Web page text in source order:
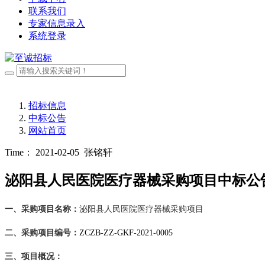
联系我们
专家信息录入
系统登录
招标信息
中标公告
网站首页
Time： 2021-02-05 张铭轩
泌阳县人民医院医疗器械采购项目中标公
一、采购项目名称 ： 泌阳县人民医院医疗器械采购项目
二、采购项目编号： ZCZB-ZZ-GKF-2021-0005
三、项目概况：